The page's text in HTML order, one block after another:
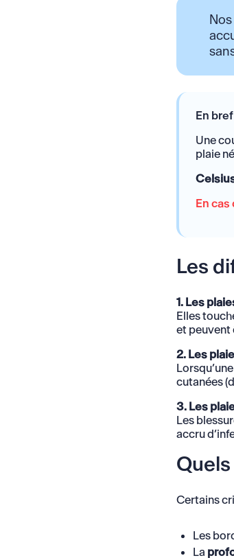
En bref
Une
plaie
En
Les
1. Les
Elles
et peuvent
2. Les
cutanées
3. Les
Les
accru
Certains
Les
La